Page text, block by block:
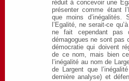
réduit à concevoir une
présenter comme étant
que moins d’inégalités.
l’Egalité, ne serait-ce
ne fait cependant pas
démagogues ne sont pas
démocratie qui doivent
de ce nom, mais bien
l’inégalité au nom de
de Largent que
dernière analyse) et